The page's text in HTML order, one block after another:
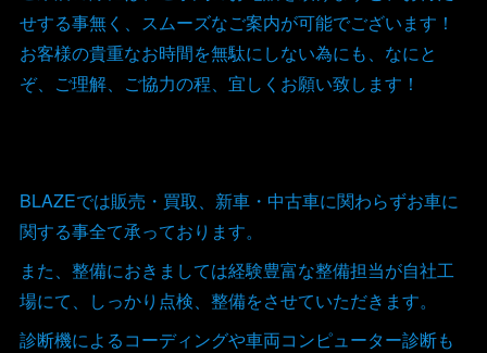
せする事無く、スムーズなご案内が可能でございます！
お客様の貴重なお時間を無駄にしない為にも、なにと
ぞ、ご理解、ご協力の程、宜しくお願い致します！
BLAZEでは販売・買取、新車・中古車に関わらずお車に
関する事全て承っております。
また、整備におきましては経験豊富な整備担当が自社工
場にて、しっかり点検、整備をさせていただきます。
診断機によるコーディングや車両コンピューター診断も